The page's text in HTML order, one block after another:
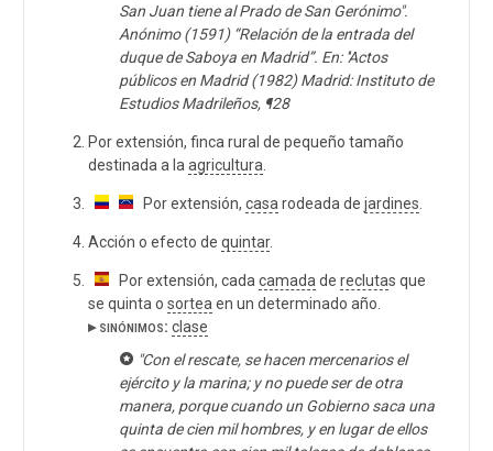
San Juan tiene al Prado de San Gerónimo".
Anónimo (1591) “Relación de la entrada del
duque de Saboya en Madrid”. En: ''Actos
públicos en Madrid (1982) Madrid: Instituto de
Estudios Madrileños, ¶28
Por extensión, finca rural de pequeño tamaño
destinada a la agricultura
Por extensión, casa rodeada de jardines
Acción o efecto de quintar.
Por extensión, cada camada de reclutas que
se quinta o sortea en un determinado año.
▸ sinónimos: clase
"Con el rescate, se hacen mercenarios el
ejército y la marina; y no puede ser de otra
manera, porque cuando un Gobierno saca una
quinta de cien mil hombres, y en lugar de ellos